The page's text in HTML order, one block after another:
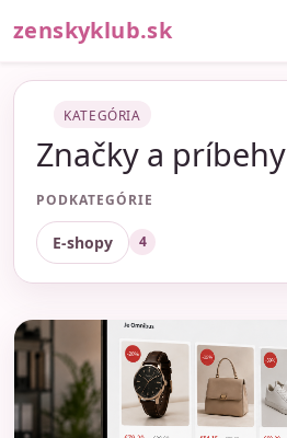
zenskyklub.sk
KATEGÓRIA
Značky a príbehy
PODKATEGÓRIE
E-shopy 4